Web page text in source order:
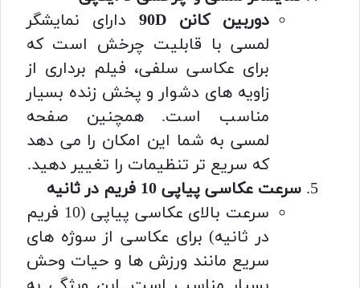
دوربین کانن 90D
دارای نمایشگر
لمسی با قابلیت چرخش است که
برای عکاسی سلفی، فیلم برداری از
زاویه های دشوار و پخش زنده بسیار
مناسب است. همچنین صفحه
لمسی به شما این امکان را می دهد
که سریع تر تنظیمات را تغییر دهید.
سرعت عکاسی پیاپی 10 فریم در ثانیه
سرعت بالای عکاسی پیاپی (10 فریم
در ثانیه) برای عکاسی از سوژه های
سریع مانند ورزش ها و حیات وحش